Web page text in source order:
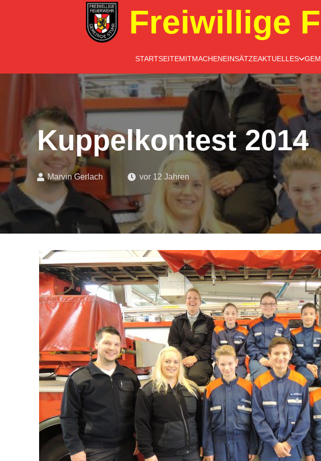
Freiwillige
STARTSEITEMITMACHENEINSÄTZEAKTUELLES
Kuppelkontest 2014
Marvin Gerlach vor 12 Jahren